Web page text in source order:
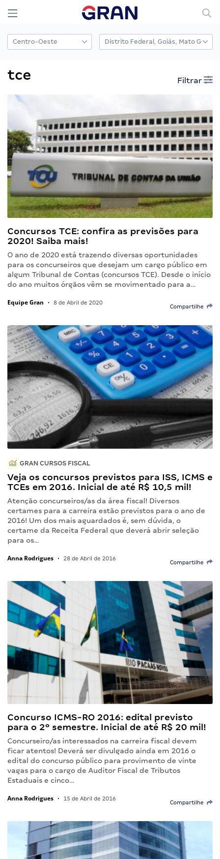
tce Filtrar
Concursos TCE: confira as previsões para
2020! Saiba mais!
O ano de 2020 está trazendo diversas oportunidades
para os concurseiros que desejam um cargo público em
algum Tribunal de Contas (concursos TCE). Desde o início
do ano muitos órgãos vêm se movimentado para a…
Equipe Gran • 8 de Abril de 2020
Compartilhe
GRAN CURSOS FISCAL
Veja os concursos previstos para ISS, ICMS e
TCEs em 2016. Inicial de até R$ 10,5 mil!
Atenção concurseiros/as da área fiscal! Diversos
certames para a carreira estão previstos para o ano de
2016! Um dos mais aguardados é, sem dúvida, o
certame da Receita Federal que deverá abrir seleção
para os…
Anna Rodrigues • 28 de Abril de 2016
Compartilhe
Concurso ICMS-RO 2016: edital previsto
para o 2º semestre. Inicial de até R$ 20 mil!
Concurseiro/as interessados na carreira fiscal devem
ficar atentos! Deverá ser divulgado ainda em 2016 o
edital do concurso público para provimento de vinte
vagas para o cargo de Auditor Fiscal de Tributos
Estaduais e cinco…
Anna Rodrigues • 15 de Abril de 2016
Compartilhe